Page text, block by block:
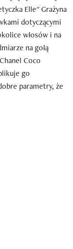
Elle" Grażyna
dotyczącymi
włosów i na
na gołą
Coco
go
parametry, że